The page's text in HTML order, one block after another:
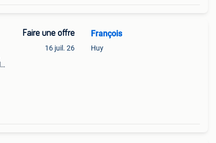
Faire une offre
16 juil. 26
François
Huy